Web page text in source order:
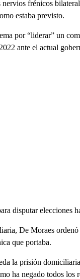
frénicos
estaba previsto.
por “liderar” un
ante el actual
disputar elecciones
De Moraes
que portaba.
la prisión
ha negado todos los